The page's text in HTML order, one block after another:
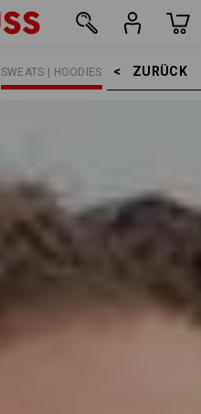
ZURÜCK    >
SWEATS | HOODIES